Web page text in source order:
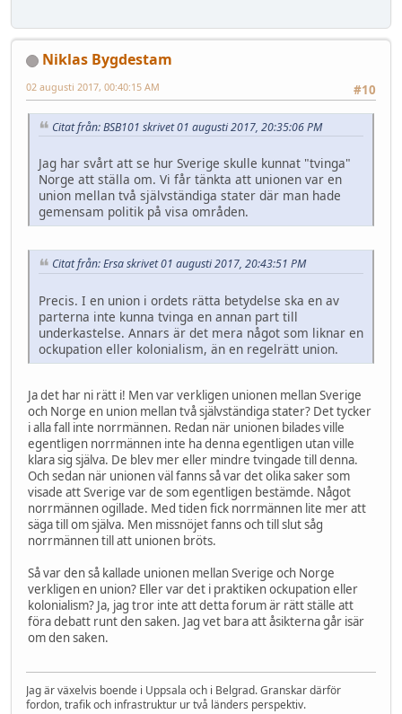
Niklas Bygdestam
#10
02 augusti 2017, 00:40:15 AM
Citat från: BSB101 skrivet 01 augusti 2017, 20:35:06 PM
Jag har svårt att se hur Sverige skulle kunnat "tvinga"
Norge att ställa om. Vi får tänkta att unionen var en
union mellan två självständiga stater där man hade
gemensam politik på visa områden.
Citat från: Ersa skrivet 01 augusti 2017, 20:43:51 PM
Precis. I en union i ordets rätta betydelse ska en av
parterna inte kunna tvinga en annan part till
underkastelse. Annars är det mera något som liknar en
ockupation eller kolonialism, än en regelrätt union.
Ja det har ni rätt i! Men var verkligen unionen mellan Sverige
och Norge en union mellan två självständiga stater? Det tycker
i alla fall inte norrmännen. Redan när unionen bilades ville
egentligen norrmännen inte ha denna egentligen utan ville
klara sig själva. De blev mer eller mindre tvingade till denna.
Och sedan när unionen väl fanns så var det olika saker som
visade att Sverige var de som egentligen bestämde. Något
norrmännen ogillade. Med tiden fick norrmännen lite mer att
säga till om själva. Men missnöjet fanns och till slut såg
norrmännen till att unionen bröts.
Så var den så kallade unionen mellan Sverige och Norge
verkligen en union? Eller var det i praktiken ockupation eller
kolonialism? Ja, jag tror inte att detta forum är rätt ställe att
föra debatt runt den saken. Jag vet bara att åsikterna går isär
om den saken.
Jag är växelvis boende i Uppsala och i Belgrad. Granskar därför
fordon, trafik och infrastruktur ur två länders perspektiv.